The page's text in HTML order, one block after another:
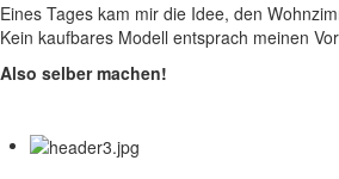
Eines Tages kam mir die Idee, den
Kein kaufbares Modell entsprach meinen
Also selber machen!